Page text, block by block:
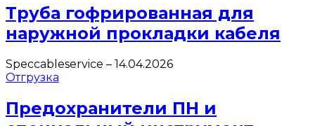
Труба гофрированная для
наружной прокладки кабеля
Speccableservice – 14.04.2026
Отгрузка
Предохранители ПН и